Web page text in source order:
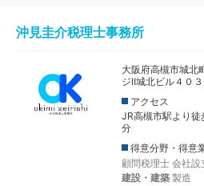
沖見圭介税理士事務所
大阪府高槻市城北
ジⅡ城北ビル４０３
アクセス
JR高槻市駅より徒
分
得意分野・得意
顧問税理士 会社設
建設・建築 製造